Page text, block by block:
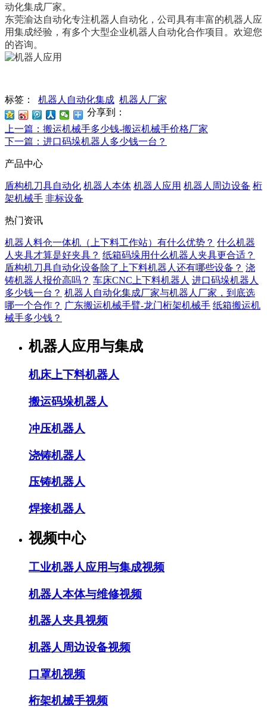
动化集成厂家。
东莞渝达自动化专注机器人自动化，公司具有丰富的机器人应
用集成经验，有多个大型企业机器人自动化合作项目。欢迎您
的咨询。
标签： 机器人自动化集成 机器人厂家
分享到：
上一篇 ：搬运机械手多少钱-搬运机械手价格厂家
下一篇 ：进口码垛机器人多少钱一台？
产品中心
盾构机刀具自动化 机器人本体 机器人应用 机器人周边设备 桁
架机械手 非标设备
热门资讯
机器人料仓一体机（上下料工作站）有什么优势？ 什么机器
人夹具才算是好夹具？ 纸箱码垛用什么机器人夹具更合适？
盾构机刀具自动化设备除了上下料机器人还有哪些设备？ 浇
铸机器人报价高吗？ 车床CNC上下料机器人 进口码垛机器人
多少钱一台？ 机器人自动化集成厂家与机器人厂家，到底选
哪一个合作？ 广东搬运机械手臂-龙门桁架机械手 纸箱搬运机
械手多少钱？
机器人应用与集成
机床上下料机器人
搬运码垛机器人
冲压机器人
浇铸机器人
压铸机器人
焊接机器人
视频中心
工业机器人应用与集成视频
机器人本体与维修视频
机器人夹具视频
机器人周边设备视频
口罩机视频
桁架机械手视频